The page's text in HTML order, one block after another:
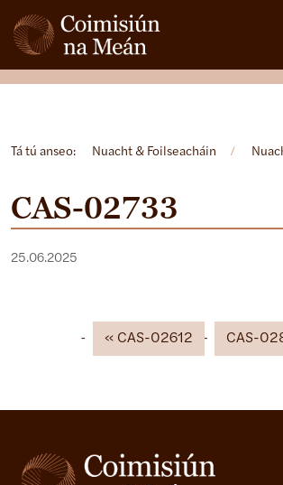
Tá tú anseo: Nuacht & Foilseacháin /
CAS-02733
25.06.2025
CAS-02612 CAS-
Open side menu